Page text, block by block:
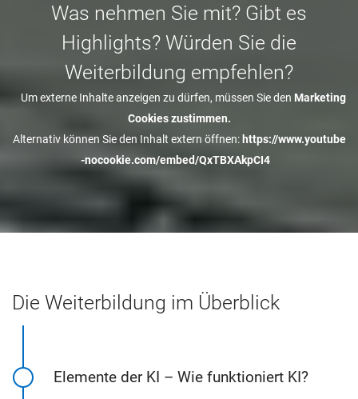
Was nehmen Sie mit? Gibt es
Highlights? Würden Sie die
Weiterbildung empfehlen?
Um externe Inhalte anzeigen zu dürfen, müssen Sie den Marketing
Cookies zustimmen.
Alternativ können Sie den Inhalt extern öffnen:https://www.youtube
-nocookie.com/embed/QxTBXAkpCI4
Die Weiterbildung im Überblick
Elemente der KI – Wie funktioniert KI?